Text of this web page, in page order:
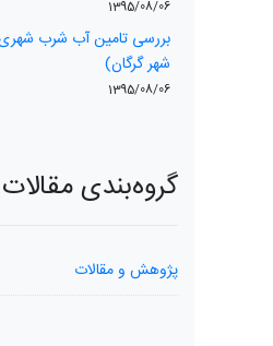
1395/08/06
بررسی تامین آب شرب شهری
شهر گرگان)
1395/08/06
گروه‌بندی مقالات
پژوهش و مقالات